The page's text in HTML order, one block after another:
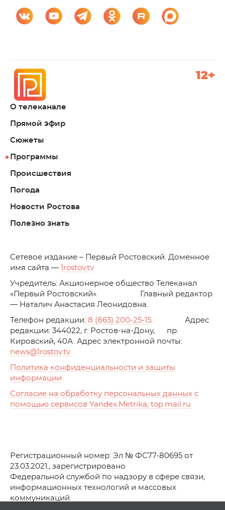
О телеканале
Прямой эфир
Сюжеты
Программы
Происшествия
Погода
Новости Ростова
Полезно знать
12+
Cетевое издание – Первый Ростовский. Доменное
имя сайта —
1rostov.tv
Учредитель: Акционерное общество Телеканал
«Первый Ростовский». Главный редактор
— Наталич Анастасия Леонидовна.
Телефон редакции: 8 (863) 200-25-15. Адрес
редакции: 344022, г. Ростов-на-Дону, пр.
Кировский, 40А. Адрес электронной почты:
news@1rostov.tv
Политика конфиденциальности и защиты
информации
Согласие на обработку персональных данных с
помощью сервисов Yandex.Metrika, top.mail.ru
Регистрационный номер: Эл № ФС77-80695 от
23.03.2021., зарегистрировано
Федеральной службой по надзору в сфере связи,
информационных технологий и массовых
коммуникаций.